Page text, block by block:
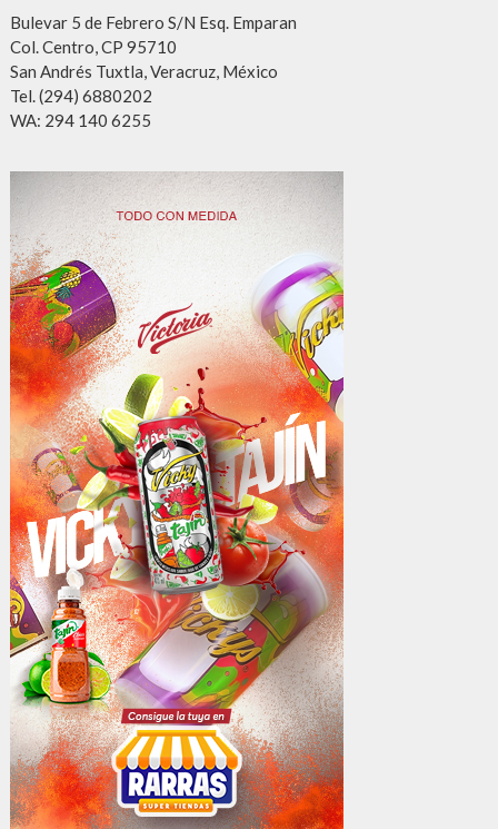
Bulevar 5 de Febrero S/N Esq. Emparan
Col. Centro, CP 95710
San Andrés Tuxtla, Veracruz, México
Tel. (294) 6880202
WA: 294 140 6255